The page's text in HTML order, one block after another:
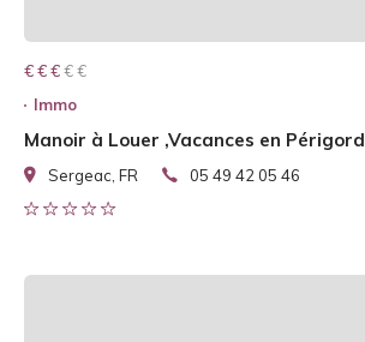
€ € € € €
€ € €
Immo
Manoir à Louer ,Vacances en Périgord
Sergeac, FR 05 49 42 05 46